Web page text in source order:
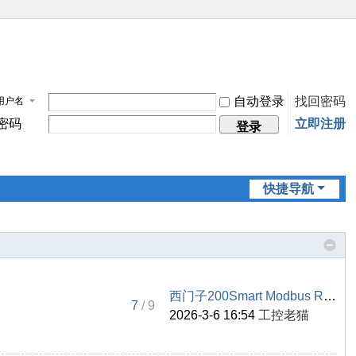
户名 自动登录
找回密码
码
登录 立即注册
快捷导航
7 / 9
西门子200Smart Modbus RTU主站 ...
2026-3-6 16:54 工控老猫